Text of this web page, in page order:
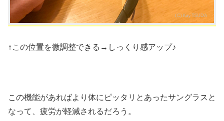
↑この位置を微調整できる→しっくり感アップ♪
この機能があればより体にピッタリとあったサングラスと
なって、疲労が軽減されるだろう。